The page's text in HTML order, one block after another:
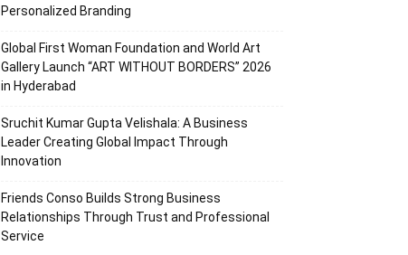
Personalized Branding
Global First Woman Foundation and World Art
Gallery Launch “ART WITHOUT BORDERS” 2026
in Hyderabad
Sruchit Kumar Gupta Velishala: A Business
Leader Creating Global Impact Through
Innovation
Friends Conso Builds Strong Business
Relationships Through Trust and Professional
Service